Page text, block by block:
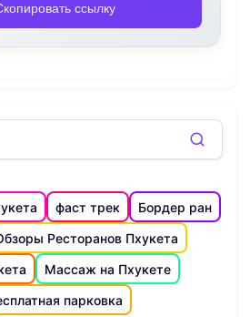
ссылку
фаст трек
Бордер ран
Ресторанов Пхукета
Массаж на Пхукете
парковка